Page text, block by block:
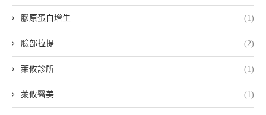
膠原蛋白增生 (1)
臉部拉提 (2)
萊攸診所 (1)
萊攸醫美 (1)